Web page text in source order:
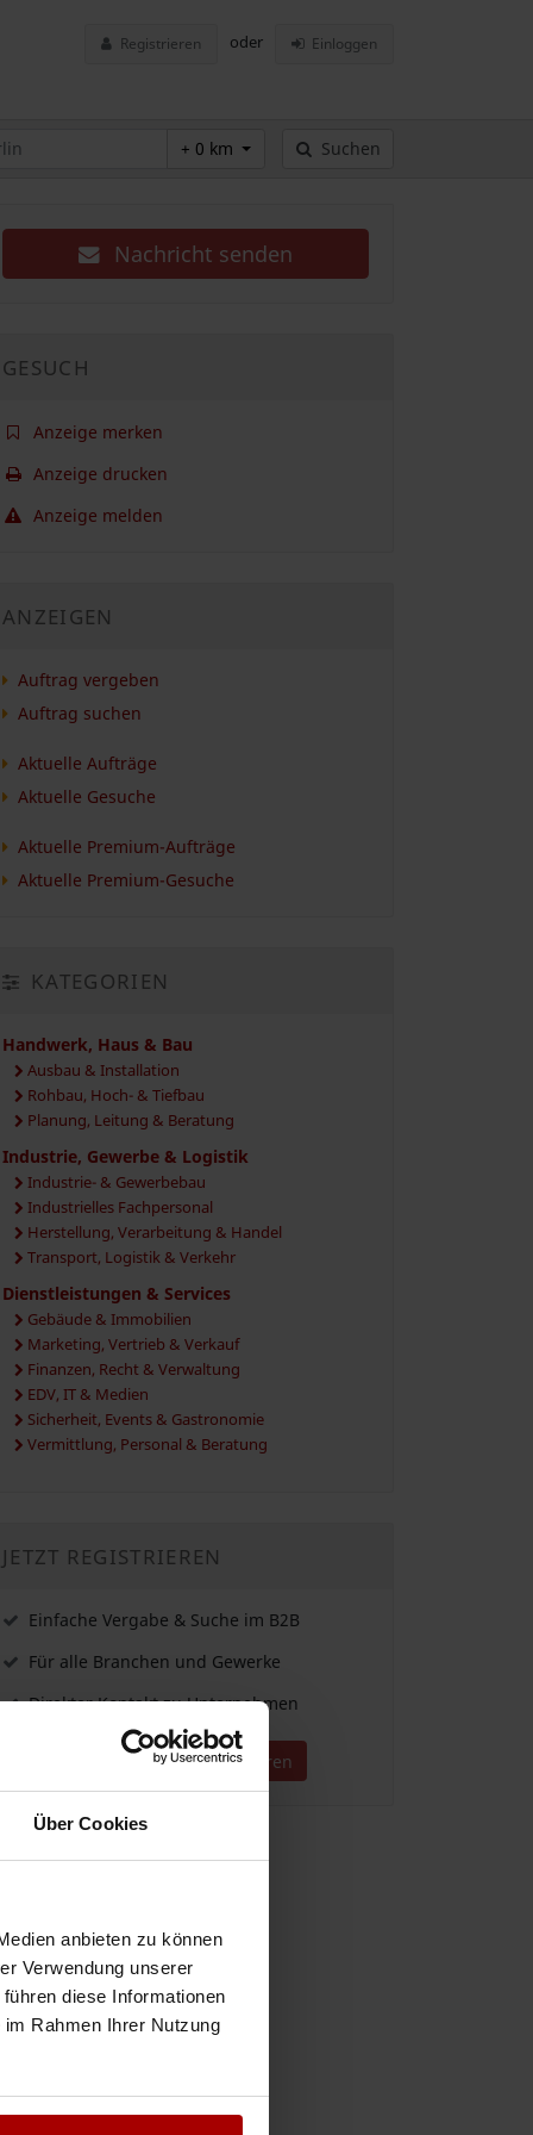
Über Cookies
anbieten zu können
Verwendung unserer
diese Informationen
Rahmen Ihrer Nutzung
Registrieren oder Einloggen
+ 0 km Suchen
Nachricht senden
GESUCH
Anzeige merken
Anzeige drucken
Anzeige melden
ANZEIGEN
Auftrag vergeben
Auftrag suchen
Aktuelle Aufträge
Aktuelle Gesuche
Aktuelle Premium-Aufträge
Aktuelle Premium-Gesuche
KATEGORIEN
Handwerk, Haus & Bau
Ausbau & Installation
Rohbau, Hoch- & Tiefbau
Planung, Leitung & Beratung
Industrie, Gewerbe & Logistik
Industrie- & Gewerbebau
Industrielles Fachpersonal
Herstellung, Verarbeitung & Handel
Transport, Logistik & Verkehr
Dienstleistungen & Services
Gebäude & Immobilien
Marketing, Vertrieb & Verkauf
Finanzen, Recht & Verwaltung
EDV, IT & Medien
Sicherheit, Events & Gastronomie
Vermittlung, Personal & Beratung
JETZT REGISTRIEREN
Einfache Vergabe & Suche im B2B
Für alle Branchen und Gewerke
Direkter Kontakt zu Unternehmen
Jetzt kostenlos registrieren